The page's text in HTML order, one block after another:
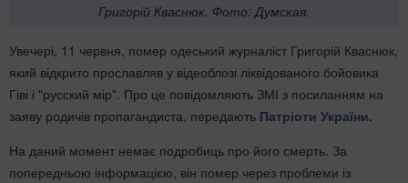
Григорій Кваснюк. Фото: Думская.
Увечері, 11 червня, помер одеський журналіст Григорій Кваснюк,
який відкрито прославляв у відеоблозі ліквідованого бойовика
Гіві і "русский мір". Про це повідомляють ЗМІ з посиланням на
заяву родичів пропагандиста, передають Патріоти України.
На даний момент немає подробиць про його смерть. За
попередньою інформацією, він помер через проблеми із